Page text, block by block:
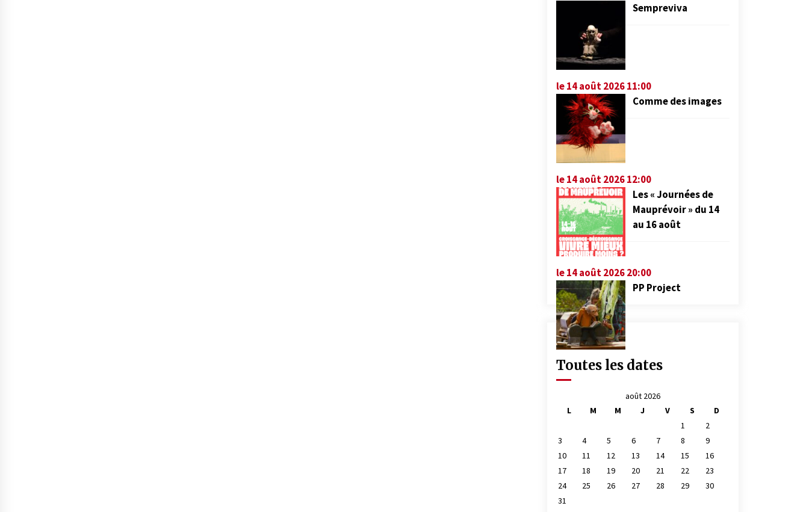
Sempreviva
le 14 août 2026 11:00
Comme des images
le 14 août 2026 12:00
Les « Journées de
Mauprévoir » du 14
au 16 août
le 14 août 2026 20:00
PP Project
Toutes les dates
août 2026
L
M M J V S
D
1
2
3
4 5 6 7 8
9
10
11 12 13 14 15
16
17
18 19 20 21 22
23
24
25 26 27 28 29
30
31